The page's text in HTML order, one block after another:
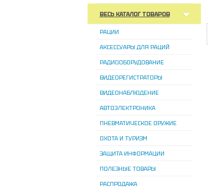
ВЕСЬ КАТАЛОГ ТОВАРОВ
РАЦИИ
АКСЕССУАРЫ ДЛЯ РАЦИЙ
РАДИООБОРУДОВАНИЕ
ВИДЕОРЕГИСТРАТОРЫ
ВИДЕОНАБЛЮДЕНИЕ
АВТОЭЛЕКТРОНИКА
ПНЕВМАТИЧЕСКОЕ ОРУЖИЕ
ОХОТА И ТУРИЗМ
ЗАЩИТА ИНФОРМАЦИИ
ПОЛЕЗНЫЕ ТОВАРЫ
РАСПРОДАЖА